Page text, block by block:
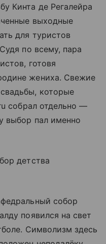
Кинта де Регалейра
выходные
для туристов
по всему, пара
готовя
жениха. Свежие
которые
собрал отдельно —
выбор пал именно
детства
собор
появился на свет
Символизм здесь